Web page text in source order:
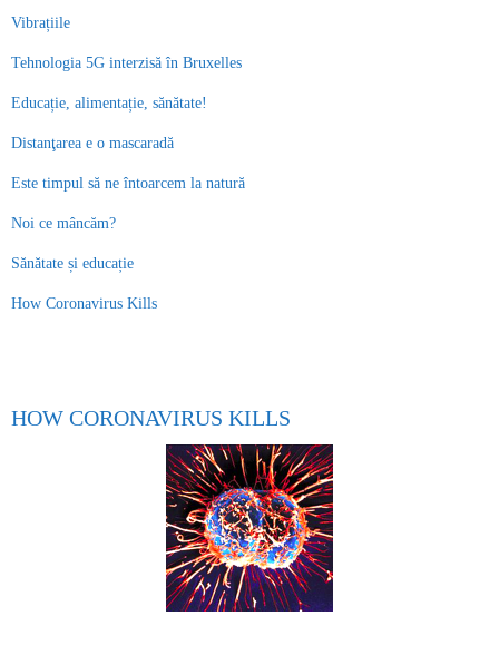
Vibrațiile
Tehnologia 5G interzisă în Bruxelles
Educație, alimentație, sănătate!
Distanţarea e o mascaradă
Este timpul să ne întoarcem la natură
Noi ce mâncăm?
Sănătate și educație
How Coronavirus Kills
HOW CORONAVIRUS KILLS